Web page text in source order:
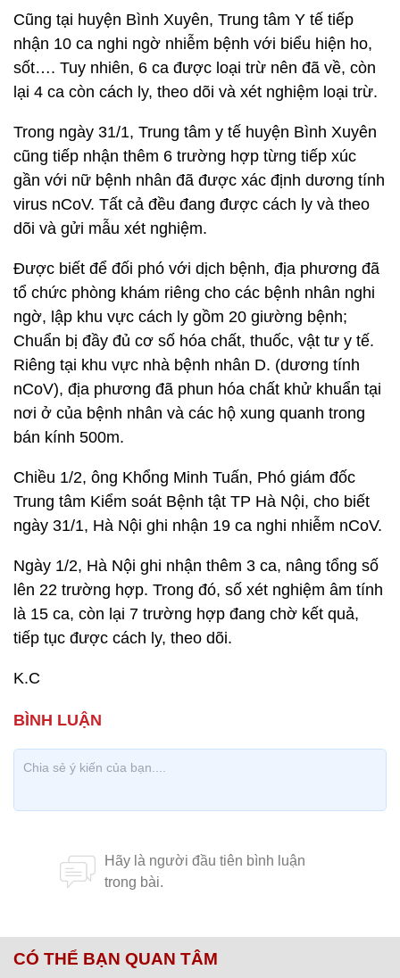
Cũng tại huyện Bình Xuyên, Trung tâm Y tế tiếp
nhận 10 ca nghi ngờ nhiễm bệnh với biểu hiện ho,
sốt…. Tuy nhiên, 6 ca được loại trừ nên đã về, còn
lại 4 ca còn cách ly, theo dõi và xét nghiệm loại trừ.
Trong ngày 31/1, Trung tâm y tế huyện Bình Xuyên
cũng tiếp nhận thêm 6 trường hợp từng tiếp xúc
gần với nữ bệnh nhân đã được xác định dương tính
virus nCoV. Tất cả đều đang được cách ly và theo
dõi và gửi mẫu xét nghiệm.
Được biết để đối phó với dịch bệnh, địa phương đã
tổ chức phòng khám riêng cho các bệnh nhân nghi
ngờ, lập khu vực cách ly gồm 20 giường bệnh;
Chuẩn bị đầy đủ cơ số hóa chất, thuốc, vật tư y tế.
Riêng tại khu vực nhà bệnh nhân D. (dương tính
nCoV), địa phương đã phun hóa chất khử khuẩn tại
nơi ở của bệnh nhân và các hộ xung quanh trong
bán kính 500m.
Chiều 1/2, ông Khổng Minh Tuấn, Phó giám đốc
Trung tâm Kiểm soát Bệnh tật TP Hà Nội, cho biết
ngày 31/1, Hà Nội ghi nhận 19 ca nghi nhiễm nCoV.
Ngày 1/2, Hà Nội ghi nhận thêm 3 ca, nâng tổng số
lên 22 trường hợp. Trong đó, số xét nghiệm âm tính
là 15 ca, còn lại 7 trường hợp đang chờ kết quả,
tiếp tục được cách ly, theo dõi.
K.C
CÓ THỂ BẠN QUAN TÂM